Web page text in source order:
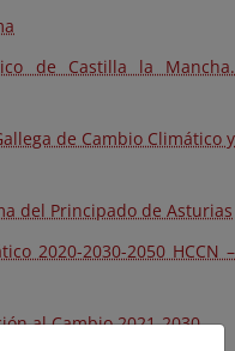
de Castilla la Mancha.
de Cambio Climático y
del Principado de Asturias
2020-2030-2050 HCCN –
al Cambio 2021-2030